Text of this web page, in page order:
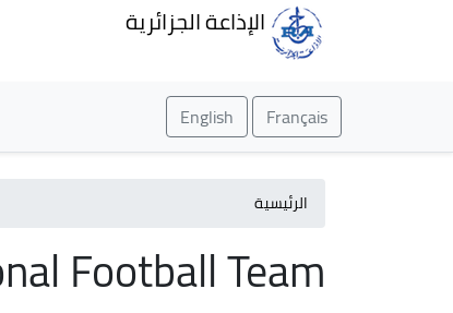
الإذاعة الجزائرية
Français
English
الرئيسية
Football Team